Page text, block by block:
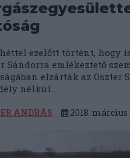
ezelőtt történt, hogy
Sándorra emlékeztető
elzárták az Oszter
nélkül...
ANDRÁS 2018. március